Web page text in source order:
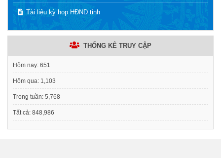
Tài liệu kỳ họp HĐND tỉnh
THỐNG KÊ TRUY CẬP
Hôm nay: 651
Hôm qua: 1,103
Trong tuần: 5,768
Tất cả: 848,986